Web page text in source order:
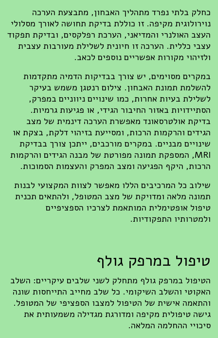
כחלק בלתי נפרד מתהליך האבחון, מתבצעת הערכה
נוירולוגית מקיפה. זו כוללת בדיקת תחושה לאורך מסלולי
העצב האולנרי והמדיאני, הערכת רפלקסים, ובדיקת תפקוד
עצבי כללית. הערכה זו חיונית לשלילת מעורבות עצבית
ולזיהוי מקורות אפשריים נוספים לכאב.
במקרים מסוימים, יש צורך בבדיקות הדמיה מתקדמות
להשלמת תמונת האבחון. צילום רנטגן משמש בעיקר
לשלילת בעיות אחרות, כמו שינויים ניווניים במפרק,
הסתיידויות באזור החיבור הגידי, או פגיעות גרמיות.
בדיקת אולטרסאונד מאפשרת הערכה דינמית של מצב
הגידים והרקמות הרכות, ומסייעת בזיהוי דלקת, בצקת או
שינויים מבניים. במקרים מורכבים, ייתכן צורך בבדיקת
MRI, המספקת תמונה מפורטת של מבנה הגידים והרקמות
הרכות, היקף הפגיעה ומצב המפרק והעצמות הסמוכות.
שילוב כל המרכיבים הללו מאפשר לצוות המקצועי לבנות
תמונה מלאה ומדויקת של מצב המטופל, ולהתאים תכנית
טיפול אופטימלית המותאמת לצרכיו הספציפיים
ולמטרותיו התפקודיות.
טיפול במרפק גולף
הטיפול במרפק גולף מתחלק לשני שלבים עיקריים: השלב
האקוטי והשלב השיקומי. כל שלב מחייב התייחסות שונה
והתאמה אישית של הטיפול למצבו הספציפי של המטופל.
גישה טיפולית מקיפה ומדורגת מגדילה משמעותית את
סיכויי ההחלמה המלאה.